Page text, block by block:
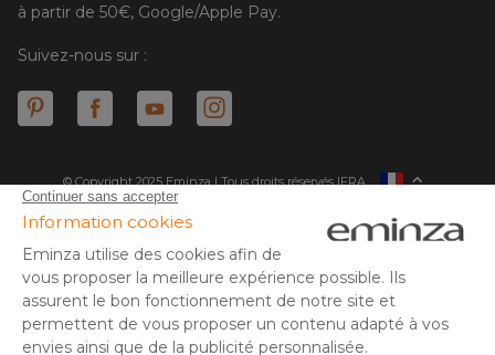
à partir de 50€, Google/Apple Pay.
Suivez-nous sur :
© Copyright 2025 Eminza | Tous droits réservés |
ESPAÑA
NEDERLAND
SUISSE
FRA
* Vous disposez de 30 jours (à compter de la réception ou du
retrait de votre colis) pour effectuer un retour de produits et
** Expédition le jour même pour toute commande passée avant